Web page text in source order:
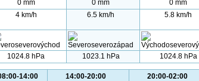
0 mm 0 mm
0 mm
4 km/h 6.5 km/h 5.8 km/h
1024.8 hPa 1023.1 hPa 1024.8 hPa
14:00 14:00-20:00 20:00-02:00